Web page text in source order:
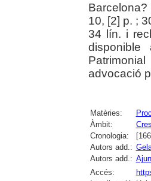
Barcelona?
10, [2] p. ;
34 lín. i
disponible
advocació
Matèries:
Àmbit:
Cronologia:
Autors add.:
Autors add.:
Accés: